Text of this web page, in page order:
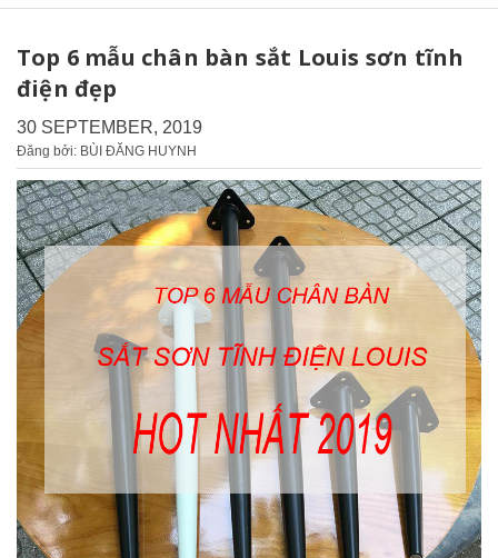
Top 6 mẫu chân bàn sắt Louis sơn tĩnh
điện đẹp
30 SEPTEMBER, 2019
Đăng bởi: BÙI ĐĂNG HUYNH